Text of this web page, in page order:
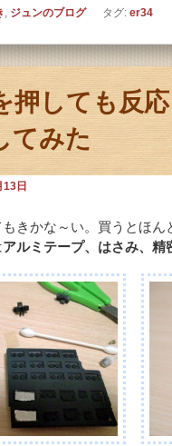
, ジュンのブログ タグ: er34
押しても反
てみた
日
きかな～い。買うとほん
アルミテープ、はさみ、精